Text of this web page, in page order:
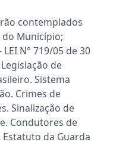
contemplados
Município;
N° 719/05 de 30
de
Sistema
Crimes de
Sinalização de
Condutores de
da Guarda